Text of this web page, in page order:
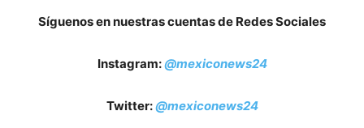
Síguenos en nuestras cuentas de Redes Sociales
Instagram:@mexiconews24
Twitter:@mexiconews24